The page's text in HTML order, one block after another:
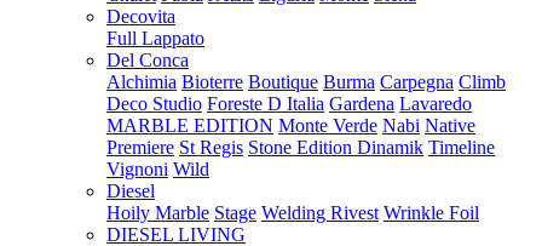
Decovita
Full Lappato
Del Conca
Alchimia Bioterre Boutique Burma Carpegna Climb
Deco Studio Foreste D Italia Gardena Lavaredo
MARBLE EDITION Monte Verde Nabi Native
Premiere St Regis Stone Edition Dinamik Timeline
Vignoni Wild
Diesel
Hoily Marble Stage Welding Rivest Wrinkle Foil
DIESEL LIVING